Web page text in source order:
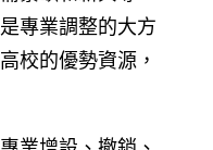
專業調整的大方
校的優勢資源，